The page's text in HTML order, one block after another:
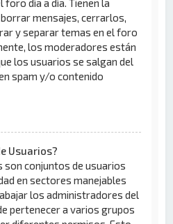
mensajes, cerrarlos,
y separar temas en el foro
los moderadores están
los usuarios se salgan del
spam y/o contenido
Usuarios?
son conjuntos de usuarios
en sectores manejables
los administradores del
pertenecer a varios grupos